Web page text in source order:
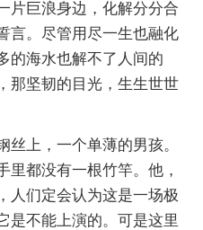
片巨浪身边，化解分分合
言。尽管用尽一生也融化
的海水也解不了人间的
那坚韧的目光，生生世世
丝上，一个单薄的男孩。
里都没有一根竹竿。他，
人们定会认为这是一场极
是不能上演的。可是这里